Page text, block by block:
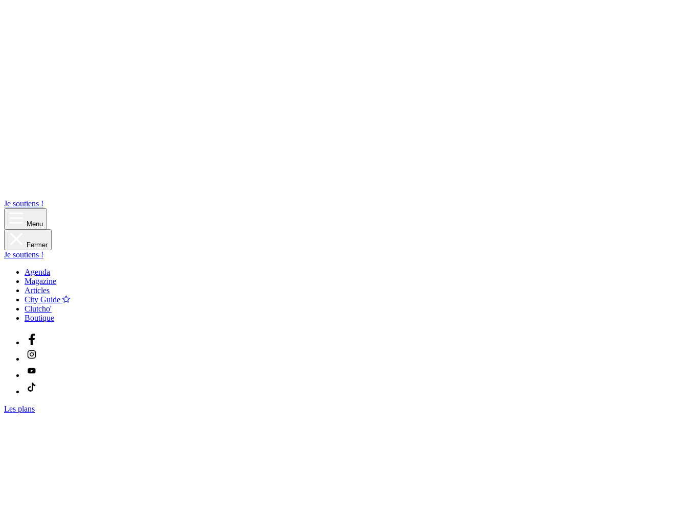
Je soutiens !
Menu
Fermer
Je soutiens !
Agenda
Magazine
Articles
City Guide
Clutcho'
Boutique
Les plans